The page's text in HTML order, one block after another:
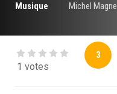
Musique
Michel Magne
1 votes
3